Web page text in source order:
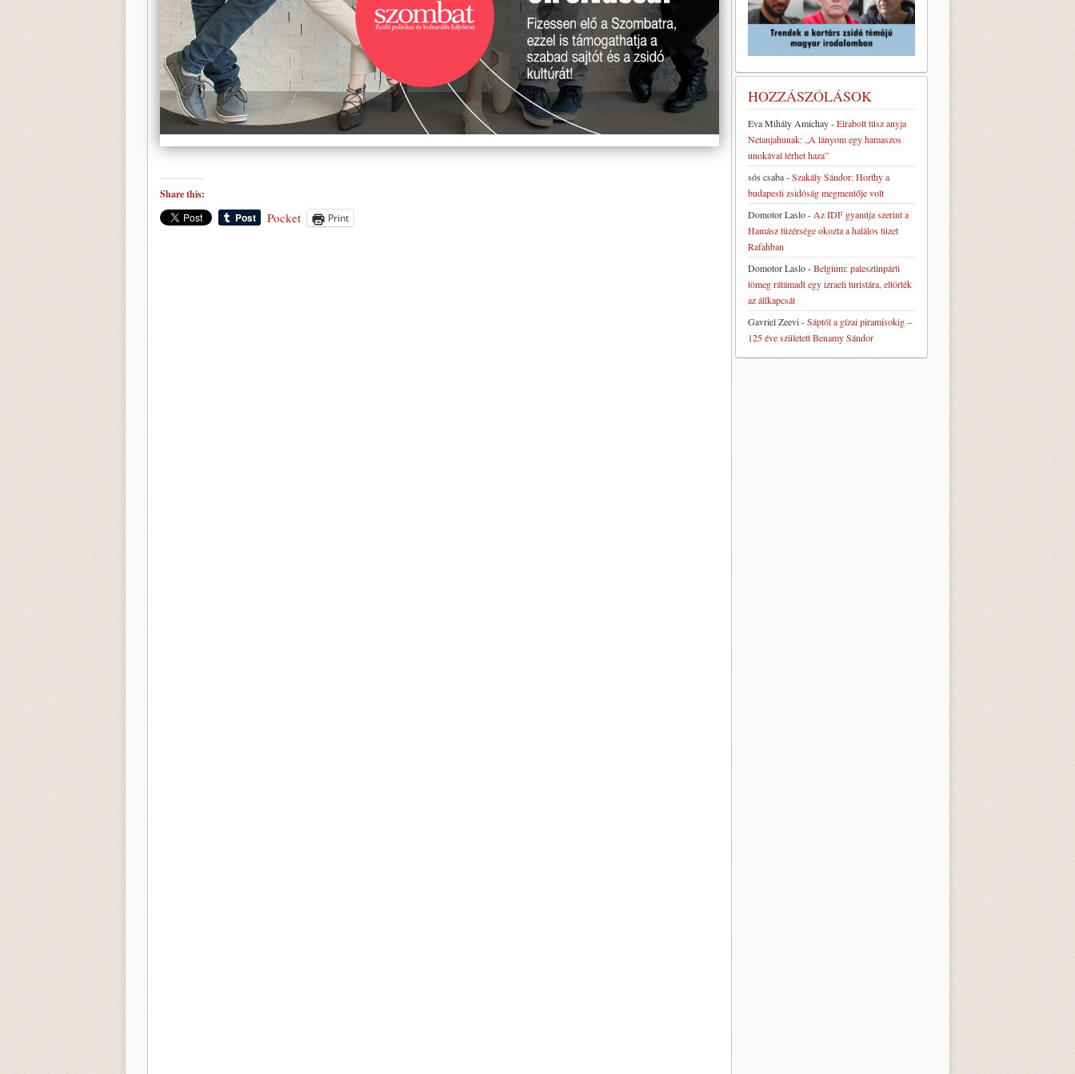
Share this:
Pocket Print
HOZZÁSZÓLÁSOK
Eva Mihály Amichay-Elrabolt túsz anyja
Netanjahunak: „A lányom egy hamaszos
unokával térhet haza”
sós csaba-Szakály Sándor: Horthy a
budapesti zsidóság megmentője volt
Domotor Laslo- Az IDF gyanúja szerint a
Hamász tüzérsége okozta a halálos tüzet
Rafahban
Domotor Laslo-Belgium: palesztinpárti
tömeg rátámadt egy izraeli turistára, eltörték
az állkapcsát
Gavriel Zeevi-Sáptól a gízai piramisokig –
125 éve született Benamy Sándor